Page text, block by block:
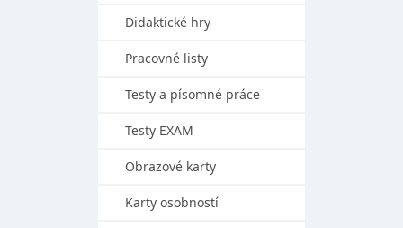
Didaktické hry
Pracovné listy
Testy a písomné práce
Testy EXAM
Obrazové karty
Karty osobností